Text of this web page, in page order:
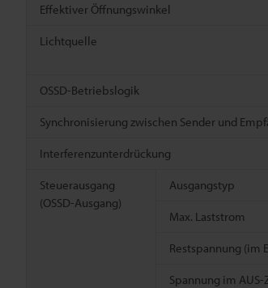
Effektiver Öffnungswinkel
Lichtquelle
OSSD-Betriebslogik
Synchronisierung zwischen Sender und
Interferenzunterdrückung
Steuerausgang
(OSSD-Ausgang)
Ausgangstyp
Max. Laststrom
Restspannung (im
Spannung im AUS-